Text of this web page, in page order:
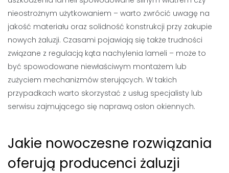
nieostrożnym użytkowaniem – warto zwrócić uwagę na
jakość materiału oraz solidność konstrukcji przy zakupie
nowych żaluzji. Czasami pojawiają się także trudności
związane z regulacją kąta nachylenia lameli – może to
być spowodowane niewłaściwym montażem lub
zużyciem mechanizmów sterujących. W takich
przypadkach warto skorzystać z usług specjalisty lub
serwisu zajmującego się naprawą osłon okiennych.
Jakie nowoczesne rozwiązania
oferują producenci żaluzji